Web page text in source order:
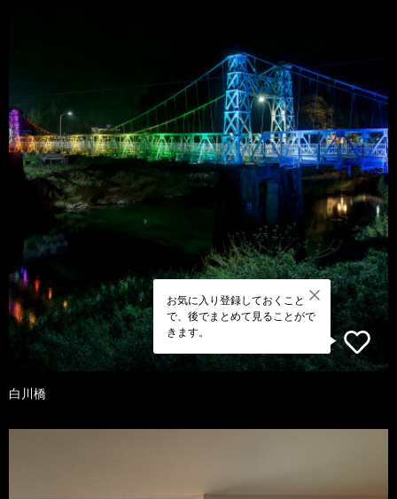
お気に入り登録しておくこと
で、後でまとめて見ることがで
きます。
白川橋